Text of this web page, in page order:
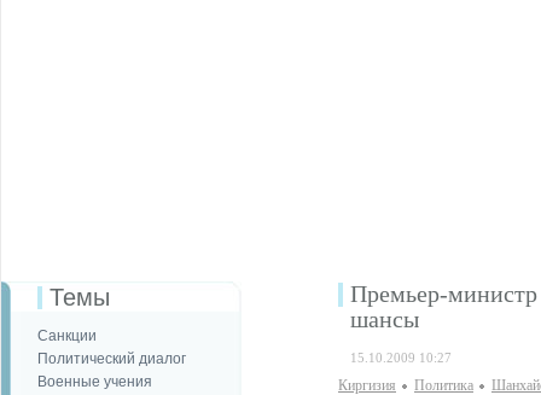
Темы
Санкции
Политический диалог
Военные учения
Премьер-
шансы
15.10.2009 10:27
Киргизия Политика